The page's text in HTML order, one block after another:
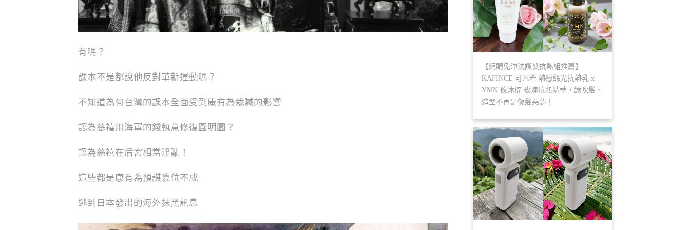
有嗎？
課本不是都說他反對革新運動嗎？
不知道為何台灣的課本全面受到康有為栽贓的影響
認為慈禧用海軍的錢執意修復圓明園？
認為慈禧在后宮相當淫亂！
這些都是康有為預謀篡位不成
逃到日本發出的海外抹黑訊息
【網購免沖洗護髮抗熱組推薦】
KAFINCE 可凡希 熱戀絲光抗熱乳 x
YMN 攸沐橣 玫瑰抗熱精華，讓吹髮、
造型不再是傷髮惡夢！